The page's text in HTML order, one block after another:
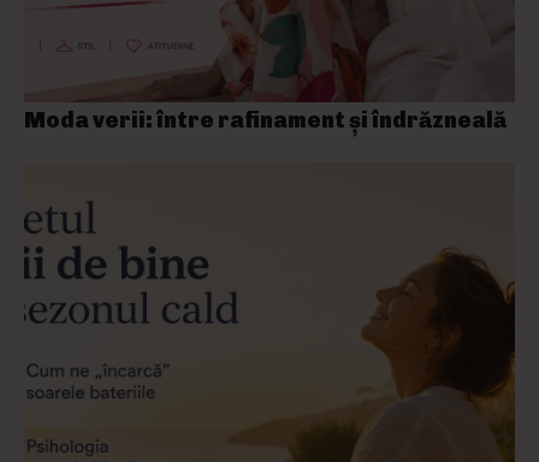
Moda verii: între rafinament și îndrăzneală